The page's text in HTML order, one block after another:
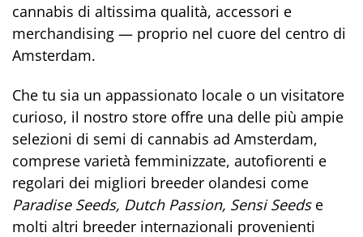
cannabis di altissima qualità, accessori e
merchandising — proprio nel cuore del centro di
Amsterdam.
Che tu sia un appassionato locale o un visitatore
curioso, il nostro store offre una delle più ampie
selezioni di semi di cannabis ad Amsterdam,
comprese varietà femminizzate, autofiorenti e
regolari dei migliori breeder olandesi come
Paradise Seeds, Dutch Passion, Sensi Seedse
molti altri breeder internazionali provenienti